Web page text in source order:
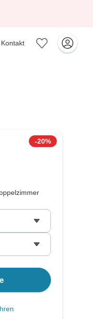
Kontakt
-20%